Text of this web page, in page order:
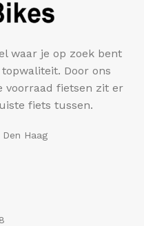
waar je op zoek bent
Door ons
voorraad fietsen zit er
fiets tussen.
Haag